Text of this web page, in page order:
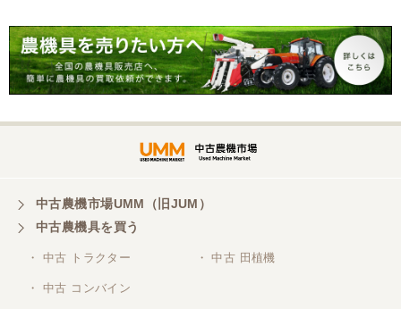
三重県／谷本勝美
こちらの、対応、も、よくして、くれました。
対応も、よくしてくれました、有難うございまし
三重県／山本
対応ありがとうございました。
現状渡し【P11435487】
中古農機市場UMM（旧JUM）
中古農機具を買う
・ 中古 トラクター ・ 中古 田植機
・ 中古 コンバイン